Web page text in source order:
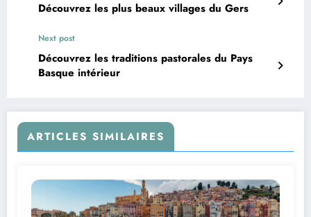
Découvrez les plus beaux villages du Gers
Next post
Découvrez les traditions pastorales du Pays
Basque intérieur
ARTICLES SIMILAIRES